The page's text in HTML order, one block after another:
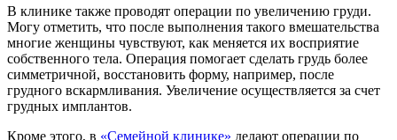
В клинике также проводят операции по увеличению груди.
Могу отметить, что после выполнения такого вмешательства
многие женщины чувствуют, как меняется их восприятие
собственного тела. Операция помогает сделать грудь более
симметричной, восстановить форму, например, после
грудного вскармливания. Увеличение осуществляется за счет
грудных имплантов.
Кроме этого, в «Семейной клинике» делают операции по